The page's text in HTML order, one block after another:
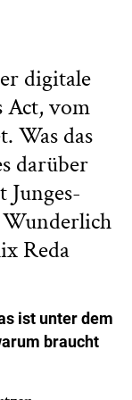
digitale
Act, vom
Was das
darüber
Junges-
Reda
ist unter dem
braucht